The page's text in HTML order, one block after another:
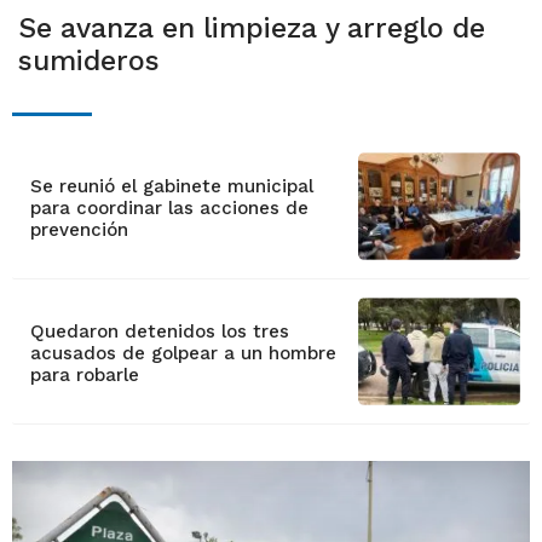
Se avanza en limpieza y arreglo de
sumideros
Se reunió el gabinete municipal
para coordinar las acciones de
prevención
Quedaron detenidos los tres
acusados de golpear a un hombre
para robarle